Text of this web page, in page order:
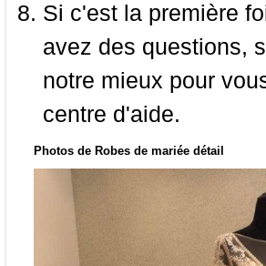
Si c'est la première
avez des questions,
notre mieux pour
centre d'aide.
Photos de Robes de mariée détail